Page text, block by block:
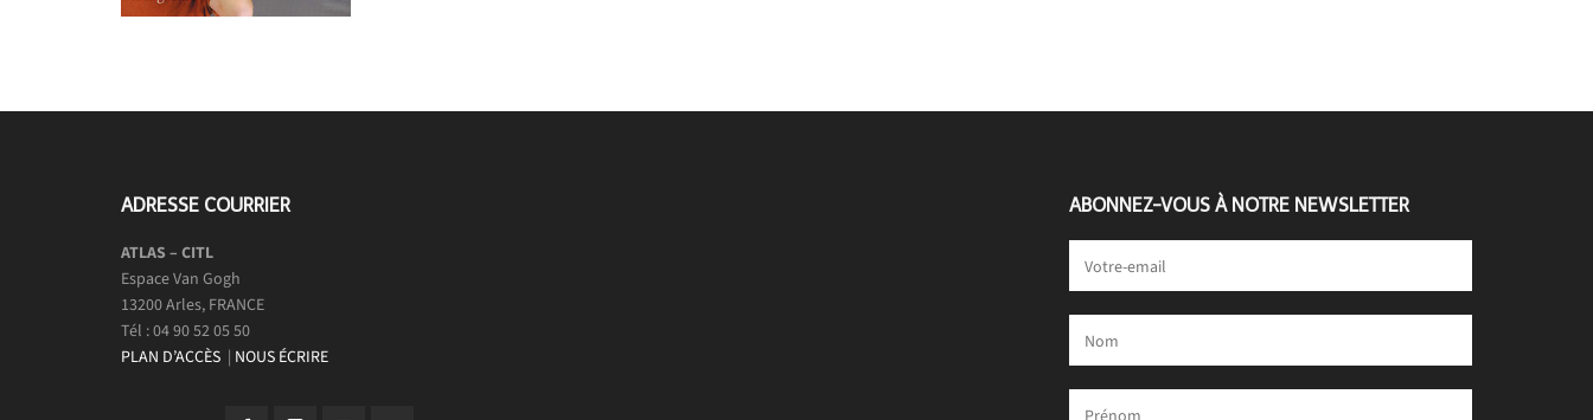
ADRESSE COURRIER
ATLAS – CITL
Espace Van Gogh
13200 Arles, FRANCE
Tél : 04 90 52 05 50
PLAN D’ACCÈS | NOUS ÉCRIRE
ABONNEZ-VOUS À NOTRE NEWSLETTER